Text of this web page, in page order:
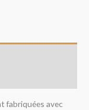
fabriquées avec